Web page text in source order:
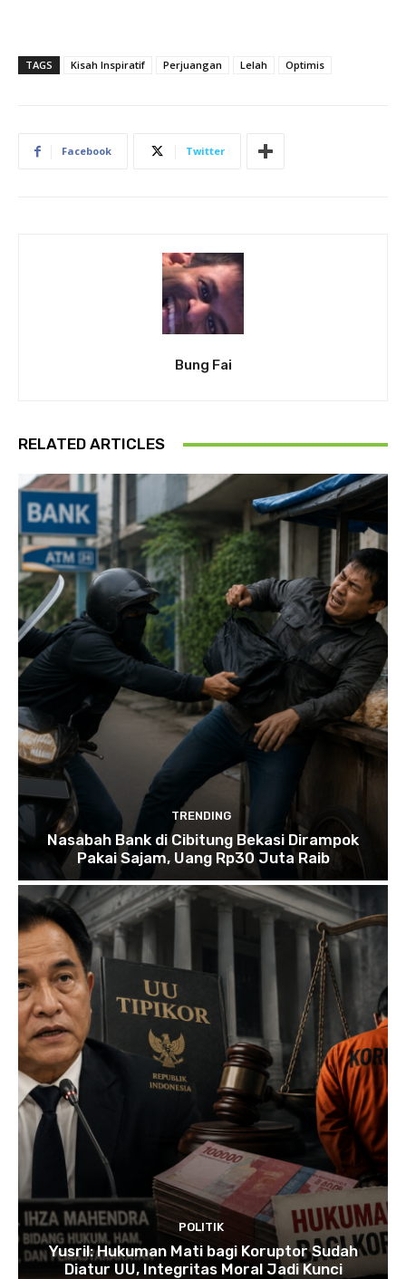
TAGS Kisah Inspiratif Perjuangan Lelah Optimis
Facebook Twitter
Bung Fai
RELATED ARTICLES
TRENDING
Nasabah Bank di Cibitung Bekasi Dirampok
Pakai Sajam, Uang Rp30 Juta Raib
POLITIK
Yusril: Hukuman Mati bagi Koruptor Sudah
Diatur UU, Integritas Moral Jadi Kunci